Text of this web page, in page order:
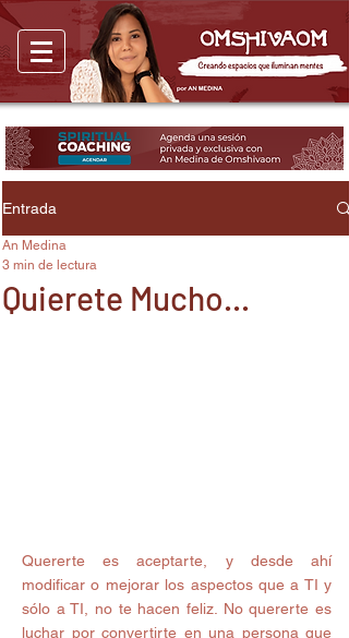
Entrada
Quierete Mucho...
An Medina
3 min de lectura
Quererte es aceptarte, y desde ahí
modificar o mejorar los aspectos que a TI y
sólo a TI, no te hacen feliz. No quererte es
luchar por convertirte en una persona que